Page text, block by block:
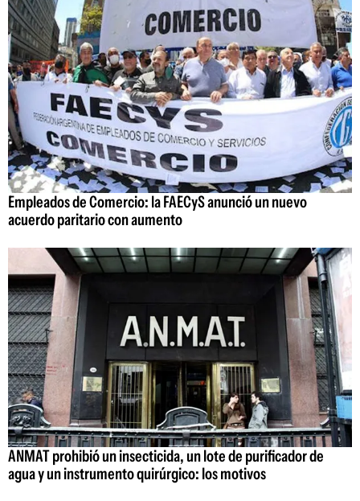
Empleados de Comercio: la FAECyS anunció un nuevo
acuerdo paritario con aumento
ANMAT prohibió un insecticida, un lote de purificador de
agua y un instrumento quirúrgico: los motivos